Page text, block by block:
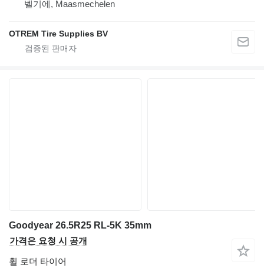
벨기에, Maasmechelen
OTREM Tire Supplies BV
Goodyear 26.5R25 RL-5K 35mm
가격은 요청 시 공개
휠 로더 타이어